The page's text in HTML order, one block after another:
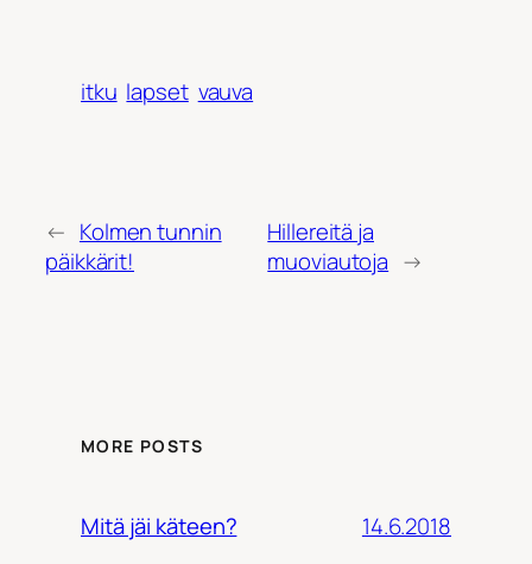
itku lapset vauva
← Kolmen tunnin
päikkärit!
Hillereitä ja
muoviautoja →
MORE POSTS
Mitä jäi käteen? 14.6.2018